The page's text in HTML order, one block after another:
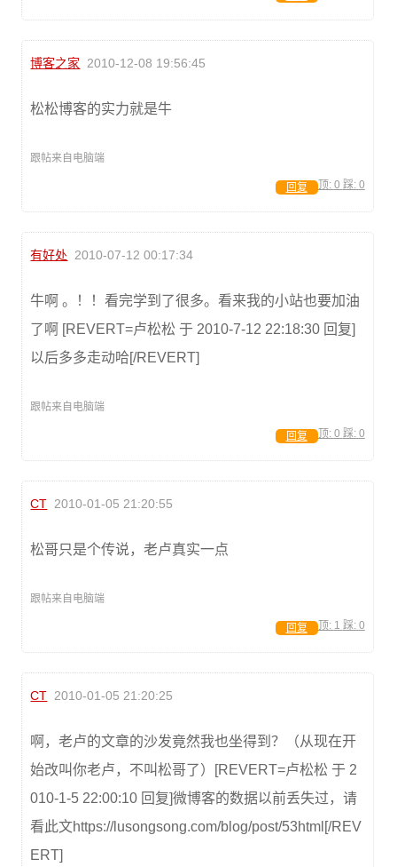
博客之家 2010-12-08 19:56:45
松松博客的实力就是牛
跟帖来自电脑端
顶: 0 踩: 0
回复
有好处 2010-07-12 00:17:34
牛啊 。！！看完学到了很多。看来我的小站也要加油
了啊 [REVERT=卢松松 于 2010-7-12 22:18:30 回复]
以后多多走动哈[/REVERT]
跟帖来自电脑端
顶: 0 踩: 0
回复
CT 2010-01-05 21:20:55
松哥只是个传说，老卢真实一点
跟帖来自电脑端
顶: 1 踩: 0
回复
CT 2010-01-05 21:20:25
啊，老卢的文章的沙发竟然我也坐得到？（从现在开
始改叫你老卢，不叫松哥了）[REVERT=卢松松 于 2
010-1-5 22:00:10 回复]微博客的数据以前丢失过，请
看此文https://lusongsong.com/blog/post/53html[/REV
ERT]